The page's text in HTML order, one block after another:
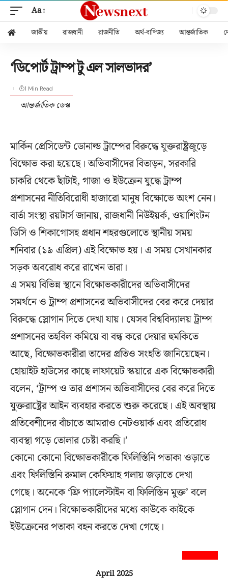
Aa
জাতীয় রাজধানী রাজনীতি অর্থ-বাণিজ্য আন্তর্জাতিক
‘ডিপোর্ট ট্রাম্প টু এল সালভাদর’
আন্তর্জাতিক ডেস্ক
1 Min Read
মার্কিন প্রেসিডেন্ট ডোনাল্ড ট্রাম্পের বিরুদ্ধে যুক্তরাষ্ট্রজুড়ে
বিক্ষোভ করা হয়েছে। অভিবাসীদের বিতাড়ন, সরকারি
চাকরি থেকে ছাঁটাই, গাজা ও ইউক্রেন যুদ্ধে ট্রাম্প
প্রশাসনের নীতিবিরোধী হাজারো মানুষ বিক্ষোভে অংশ নেন।
বার্তা সংস্থা রয়টার্স জানায়, রাজধানী নিউইয়র্ক, ওয়াশিংটন
ডিসি ও শিকাগোসহ প্রধান শহরগুলোতে স্থানীয় সময়
শনিবার (১৯ এপ্রিল) এই বিক্ষোভ হয়। এ সময় সেখানকার
সড়ক অবরোধ করে রাখেন তারা।
এ সময় বিভিন্ন স্থানে বিক্ষোভকারীদের অভিবাসীদের
সমর্থনে ও ট্রাম্প প্রশাসনের অভিবাসীদের বের করে দেয়ার
বিরুদ্ধে স্লোগান দিতে দেখা যায়। যেসব বিশ্ববিদ্যালয় ট্রাম্প
প্রশাসনের তহবিল কমিয়ে বা বন্ধ করে দেয়ার হুমকিতে
আছে, বিক্ষোভকারীরা তাদের প্রতিও সংহতি জানিয়েছেন।
হোয়াইট হাউসের কাছে লাফায়েট স্কয়ারে এক বিক্ষোভকারী
বলেন, ‘ট্রাম্প ও তার প্রশাসন অভিবাসীদের বের করে দিতে
যুক্তরাষ্ট্রের আইন ব্যবহার করতে শুরু করেছে। এই অবস্থায়
প্রতিবেশীদের বাঁচাতে আমরাও নেটওয়ার্ক এবং প্রতিরোধ
ব্যবস্থা গড়ে তোলার চেষ্টা করছি।’
কোনো কোনো বিক্ষোভকারীকে ফিলিস্তিনি পতাকা ওড়াতে
এবং ফিলিস্তিনি রুমাল কেফিয়াহ গলায় জড়াতে দেখা
গেছে। অনেকে ‘ফ্রি প্যালেস্টাইন বা ফিলিস্তিন মুক্ত’ বলে
স্লোগান দেন। বিক্ষোভকারীদের মধ্যে কাউকে কাইকে
ইউক্রেনের পতাকা বহন করতে দেখা গেছে।
April 2025